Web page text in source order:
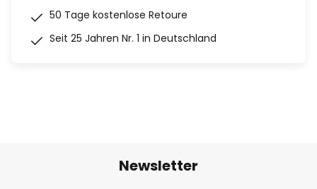
50 Tage kostenlose Retoure
Seit 25 Jahren Nr. 1 in Deutschland
Newsletter